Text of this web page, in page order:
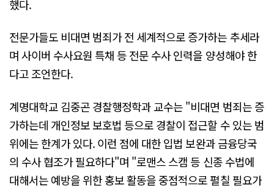
했다.
전문가들도 비대면 범죄가 전 세계적으로 증가하는 추세라
며 사이버 수사요원 특채 등 전문 수사 인력을 양성해야 한
다고 조언한다.
계명대학교 김중곤 경찰행정학과 교수는 "비대면 범죄는 증
가하는데 개인정보 보호법 등으로 경찰이 접근할 수 있는 범
위에는 한계가 있다. 이런 점에 대한 입법 보완과 금융당국
의 수사 협조가 필요하다"며 "로맨스 스캠 등 신종 수법에
대해서는 예방을 위한 홍보 활동을 중점적으로 펼칠 필요가